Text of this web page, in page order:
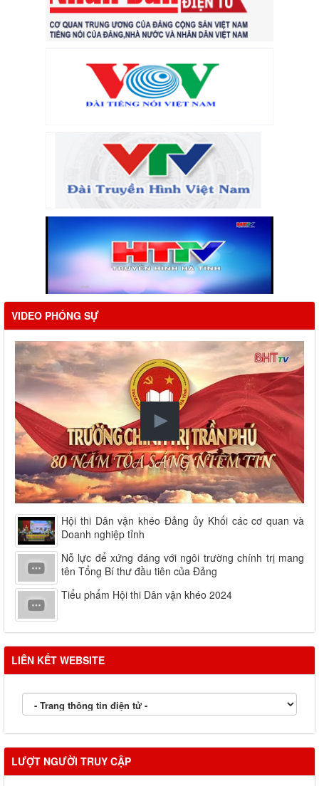
VIDEO PHÓNG SỰ
Hội thi Dân vận khéo Đảng ủy Khối các cơ quan và
Doanh nghiệp tỉnh
Nỗ lực để xứng đáng với ngôi trường chính trị mang
tên Tổng Bí thư đầu tiên của Đảng
Tiểu phẩm Hội thi Dân vận khéo 2024
LIÊN KẾT WEBSITE
LƯỢT NGƯỜI TRUY CẬP